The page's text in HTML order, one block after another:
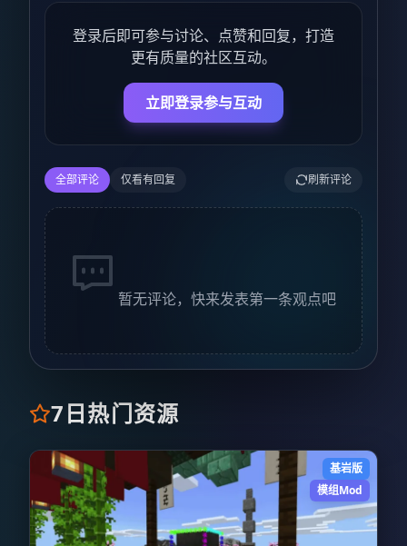
登录后即可参与讨论、点赞和回复，打造
更有质量的社区互动。
立即登录参与互动
全部评论 仅看有回复 刷新评论
暂无评论，快来发表第一条观点吧
7日热门资源
基岩版
模组Mod